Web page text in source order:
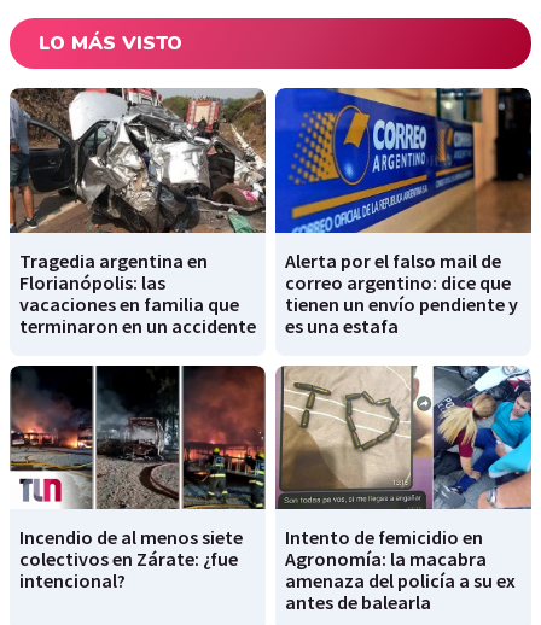
LO MÁS VISTO
Tragedia argentina en
Florianópolis: las
vacaciones en familia que
terminaron en un accidente
Alerta por el falso mail de
correo argentino: dice que
tienen un envío pendiente y
es una estafa
Incendio de al menos siete
colectivos en Zárate: ¿fue
intencional?
Intento de femicidio en
Agronomía: la macabra
amenaza del policía a su ex
antes de balearla